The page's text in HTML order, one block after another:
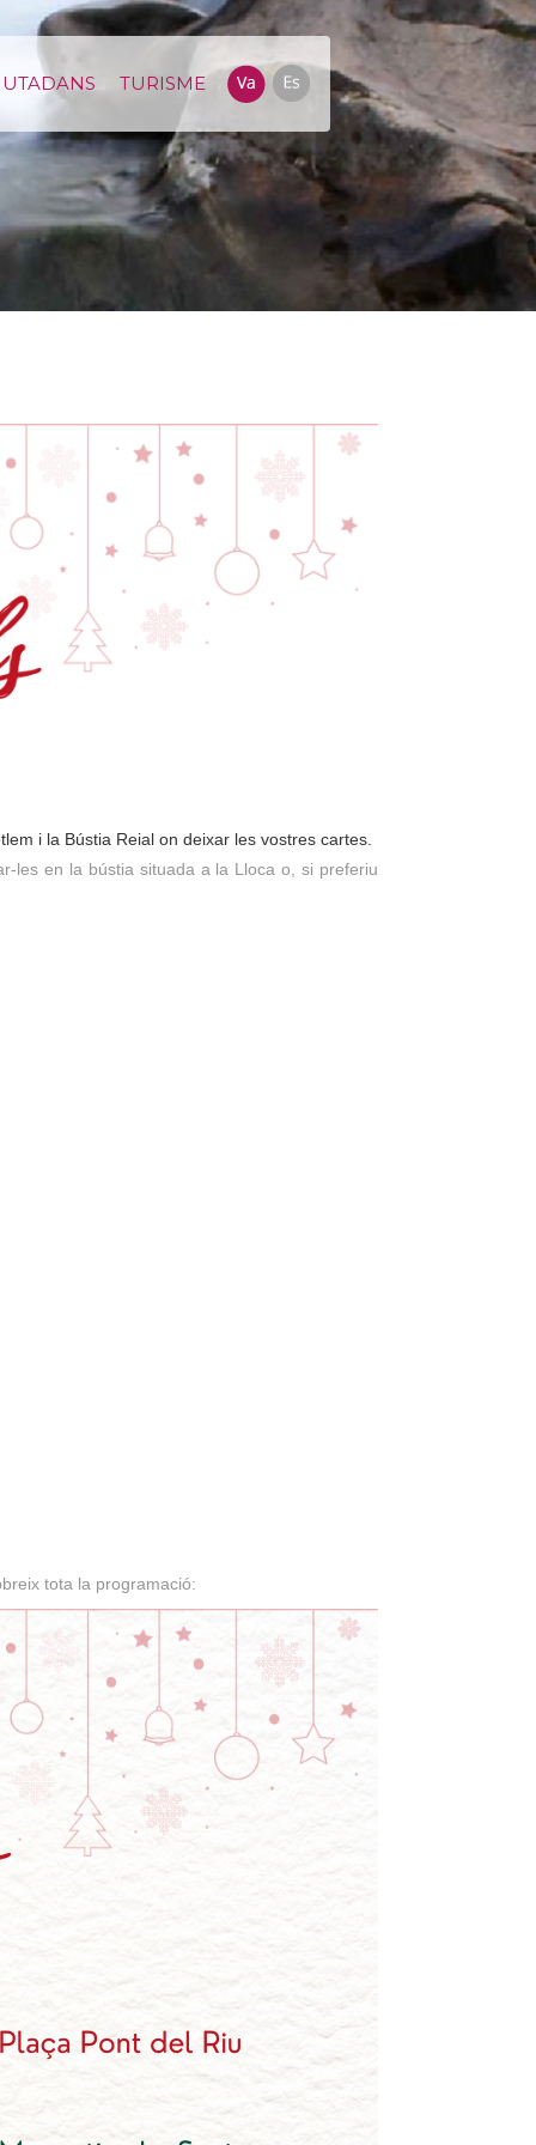
TURISME
i la Bústia Reial on deixar les vostres cartes.
les en la bústia situada a la Lloca o, si preferiu
tota la programació: